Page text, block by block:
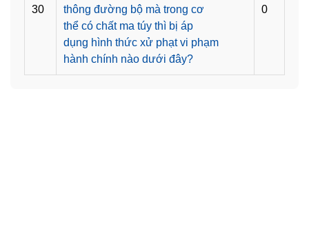
30
thông đường bộ mà trong cơ
thể có chất ma túy thì bị áp
dụng hình thức xử phạt vi phạm
hành chính nào dưới đây?
0